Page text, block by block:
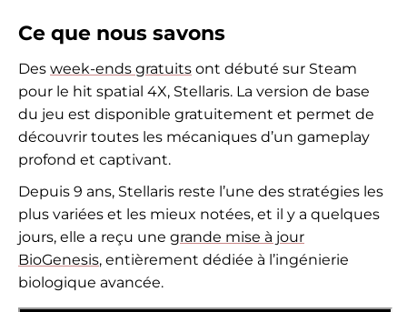
Ce que nous savons
Des week-ends gratuits ont débuté sur Steam
pour le hit spatial 4X, Stellaris. La version de base
du jeu est disponible gratuitement et permet de
découvrir toutes les mécaniques d’un gameplay
profond et captivant.
Depuis 9 ans, Stellaris reste l’une des stratégies les
plus variées et les mieux notées, et il y a quelques
jours, elle a reçu une grande mise à jour
BioGenesis, entièrement dédiée à l’ingénierie
biologique avancée.